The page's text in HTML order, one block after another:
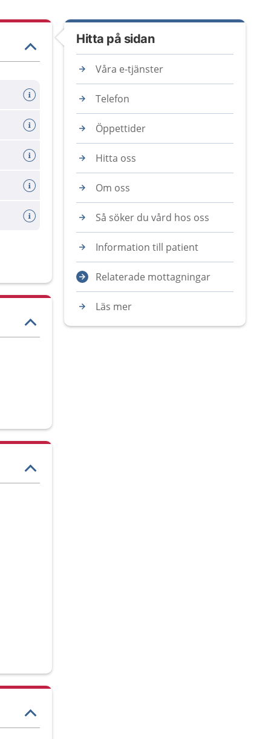
Hitta på sidan
Våra e-tjänster
Telefon
Öppettider
Hitta oss
Om oss
Så söker du vård hos oss
Information till patient
Relaterade mottagningar
Läs mer